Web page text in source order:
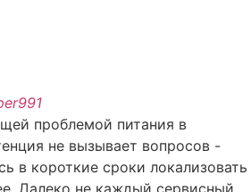
проблемой питания в
не вызывает вопросов -
в короткие сроки локализовать